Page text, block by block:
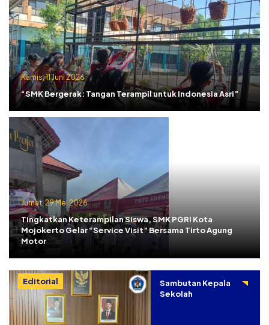
Kamis, 11 Juni 2026
“SMK Bergerak: Tangan Terampil untuk Indonesia Asri”
Jumat, 29 Mei 2026
Tingkatkan Keterampilan Siswa, SMK PGRI Kota
Mojokerto Gelar “Service Visit” Bersama Tirto Agung
Motor
Editorial
Sambutan Kepala
Sekolah